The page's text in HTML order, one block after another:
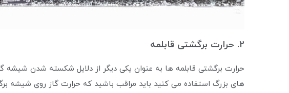
2. حرارت برگشتی قابلمه
حرارت برگشتی قابلمه ها به عنوان یکی دیگر از دلایل شکسته شدن شیشه
های بزرگ استفاده می کنید باید مراقب باشید که حرارت گاز روی شیشه